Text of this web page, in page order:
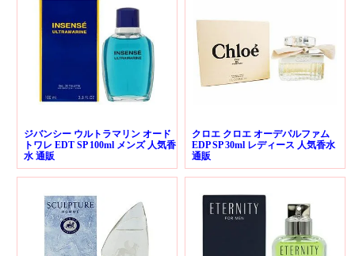
ジバンシー ウルトラマリン オード
トワレ EDT SP 100ml メンズ 人気香
水 通販
クロエ クロエ オーデパルファム
EDP SP 30ml レディース 人気香水
通販